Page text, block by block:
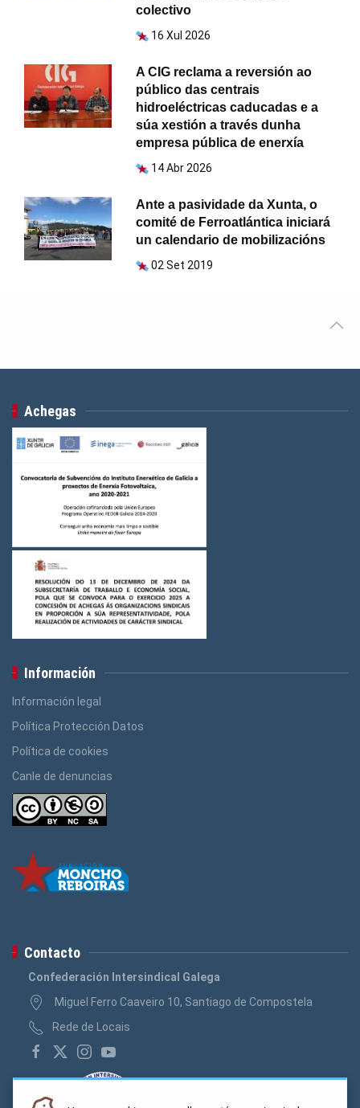
colectivo
16 Xul 2026
A CIG reclama a reversión ao
público das centrais
hidroeléctricas caducadas e a
súa xestión a través dunha
empresa pública de enerxía
14 Abr 2026
Ante a pasividade da Xunta, o
comité de Ferroatlántica iniciará
un calendario de mobilizacións
02 Set 2019
Achegas
Información
Información legal
Política Protección Datos
Política de cookies
Canle de denuncias
Contacto
Confederación Intersindical Galega
Miguel Ferro Caaveiro 10, Santiago de Compostela
Rede de Locais